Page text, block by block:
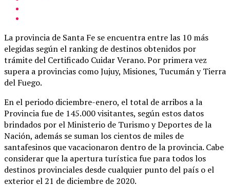
La provincia de Santa Fe se encuentra entre las 10 más
elegidas según el ranking de destinos obtenidos por
trámite del Certificado Cuidar Verano. Por primera vez
supera a provincias como Jujuy, Misiones, Tucumán y Tierra
del Fuego.
En el periodo diciembre-enero, el total de arribos a la
Provincia fue de 145.000 visitantes, según estos datos
brindados por el Ministerio de Turismo y Deportes de la
Nación, además se suman los cientos de miles de
santafesinos que vacacionaron dentro de la provincia. Cabe
considerar que la apertura turística fue para todos los
destinos provinciales desde cualquier punto del país o el
exterior el 21 de diciembre de 2020.